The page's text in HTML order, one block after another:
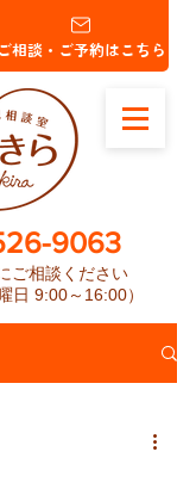
ご相談・ご予約はこちら
9063
相談ください
日 9:00～16:00）